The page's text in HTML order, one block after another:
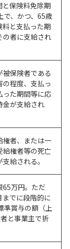
保険料免除期
で、かつ、65歳
と支払った期
の者に支給され
保険者である
程度、支払っ
った期間等に応
金が支給され
権者、または一
給権者等の死亡
給される。
65万円。ただ
でに段階的に
準賞与の額（上
と事業主で折